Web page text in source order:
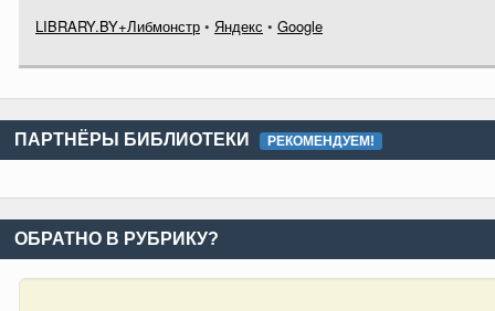
LIBRARY.BY+Либмонстр • Яндекс • Google
ПАРТНЁРЫ БИБЛИОТЕКИ РЕКОМЕНДУЕМ!
ОБРАТНО В РУБРИКУ?